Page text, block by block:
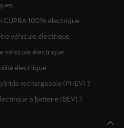
CUPRA 100% électrique
véhicule électrique
véhicule électrique
électrique
rechargeable (PHEV) ?
à batterie (BEV) ?